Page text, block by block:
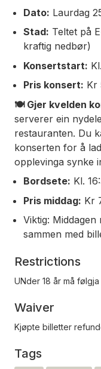
Dato: Laurdag
Stad: Teltet på
kraftig nedbør)
Konsertstart:
Pris konsert: Kr
🍽️ Gjer kvelden
serverer ein
restauranten. Du
konserten for å
opplevinga synke
Bordsete: Kl.
Pris middag: Kr
Viktig:
sammen med
Restrictions
UNder 18 år må
Waiver
Kjøpte billetter
Tags